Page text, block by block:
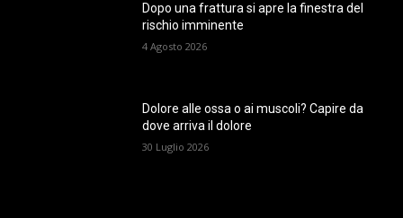
Dopo una frattura si apre la finestra del
rischio imminente
4 Agosto 2026
Dolore alle ossa o ai muscoli? Capire da
dove arriva il dolore
30 Luglio 2026